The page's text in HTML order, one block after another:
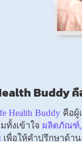
Buddy คื
Health Buddy คือผู้
ทั้งเข้าใจ ผลิตภัณฑ์,
เพื่อให้คำปรึกษาด้า